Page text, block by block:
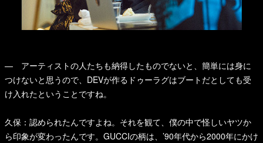
— アーティストの人たちも納得したものでないと、簡単には身に
つけないと思うので、DEVが作るドゥーラグはブートだとしても受
け入れたということですね。
久保：認められたんですよね。それを観て、僕の中で怪しいヤツか
ら印象が変わったんです。GUCCIの柄は、’90年代から2000年にかけ